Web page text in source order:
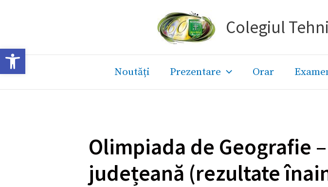
Deschide bara de unelte
Colegiul
Noutăți Prezentare Orar
Olimpiada de Geografie
județeană (rezultate